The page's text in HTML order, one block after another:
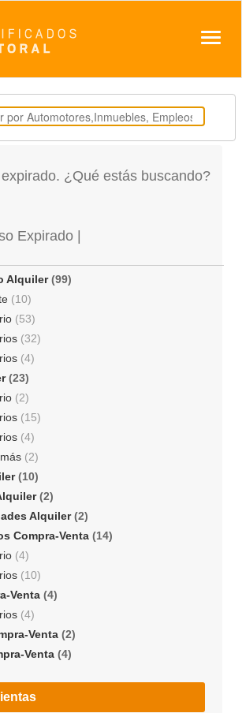
¿Qué estás buscando?
Expirado |
Alquiler(99)
(10)
(53)
(32)
(4)
(23)
(2)
(15)
(4)
(2)
(10)
(2)
Alquiler(2)
Compra-Venta (14)
(4)
(10)
Venta (4)
(4)
Venta (2)
Venta (4)